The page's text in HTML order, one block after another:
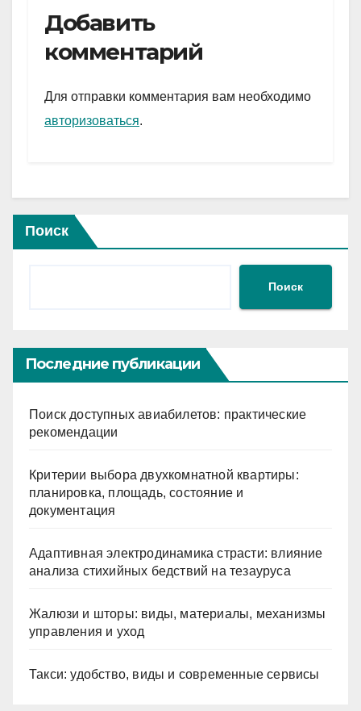
e
gr
a
m
er
s
A
p
и
Добавить
комментарий
Для отправки комментария вам необходимо
авторизоваться.
Поиск
Поиск
Последние публикации
Поиск доступных авиабилетов: практические
рекомендации
Критерии выбора двухкомнатной квартиры:
планировка, площадь, состояние и
документация
Адаптивная электродинамика страсти: влияние
анализа стихийных бедствий на тезауруса
Жалюзи и шторы: виды, материалы, механизмы
управления и уход
Такси: удобство, виды и современные сервисы